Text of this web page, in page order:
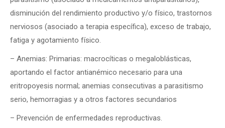
disminución del rendimiento productivo y/o físico, trastornos
nerviosos (asociado a terapia específica), exceso de trabajo,
fatiga y agotamiento físico.
– Anemias: Primarias: macrocíticas o megaloblásticas,
aportando el factor antianémico necesario para una
eritropoyesis normal; anemias consecutivas a parasitismo
serio, hemorragias y a otros factores secundarios
– Prevención de enfermedades reproductivas.